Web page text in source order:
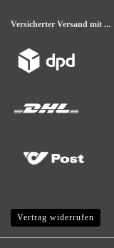
Versicherter Versand mit ...
Vertrag widerrufen